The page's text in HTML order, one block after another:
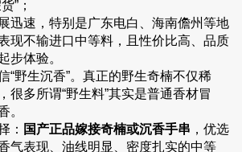
”；
迅速，特别是广东电白、海南儋州等地
现不输进口中等料，且性价比高、品质
步体验。
“野生沉香”。真正的野生奇楠不仅稀
很多所谓“野生料”其实是普通香材冒
。
： 国产正品嫁接奇楠或沉香手串 ，优选
气表现、油线明显、密度扎实的中等